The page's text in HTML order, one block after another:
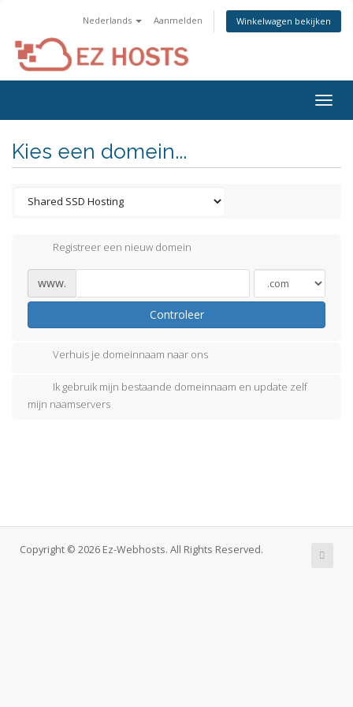
Nederlands Aanmelden Winkelwagen bekijken
Kies een domein...
Registreer een nieuw domein
www.
Controleer
Verhuis je domeinnaam naar ons
Ik gebruik mijn bestaande domeinnaam en update zelf
mijn naamservers
Copyright © 2026 Ez-Webhosts. All Rights Reserved.